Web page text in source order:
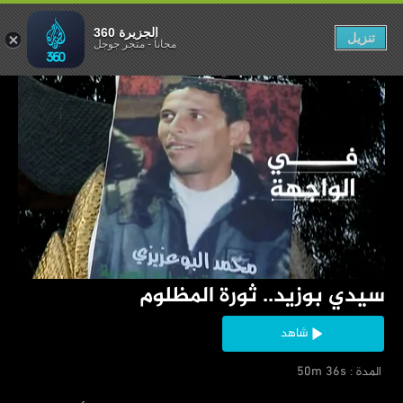
‏سيدي بوزيد.. ثورة المظلوم
شاهد
‏ المدة : 50m 36s
ثورة المظلوم
الجزيرة 360
مجاناً-متجر جوجل تنزيل